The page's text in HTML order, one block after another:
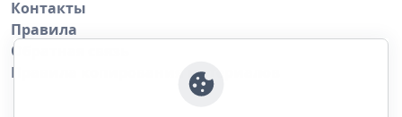
Контакты
Правила
Обратная связь
Правила копирования материалов